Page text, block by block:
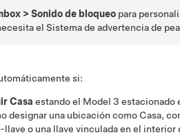
>Sonido de bloqueo para
el Sistema de advertencia de
si:
Casa estando el Model 3 estacionado
designar una ubicación como Casa,
o una llave vinculada en el interior